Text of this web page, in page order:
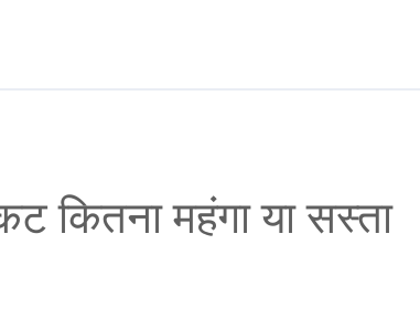
कितना महंगा या सस्ता